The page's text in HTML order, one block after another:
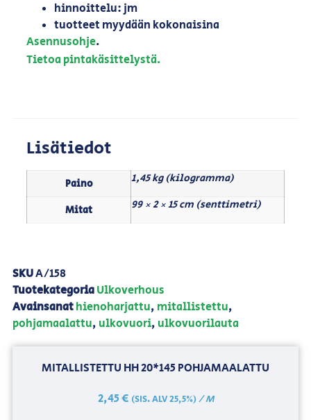
hinnoittelu: jm
tuotteet myydään kokonaisina
Asennusohje.
Tietoa pintakäsittelystä.
Lisätiedot
Paino 1,45 kg (kilogramma)
Mitat 99 × 2 × 15 cm (senttimetri)
SKUA/158
TuotekategoriaUlkoverhous
Avainsanathienoharjattu, mitallistettu,
pohjamaalattu, ulkovuori, ulkovuorilauta
MITALLISTETTU HH 20*145 POHJAMAALATTU
2,45€ (SIS. ALV 25,5%)/ M